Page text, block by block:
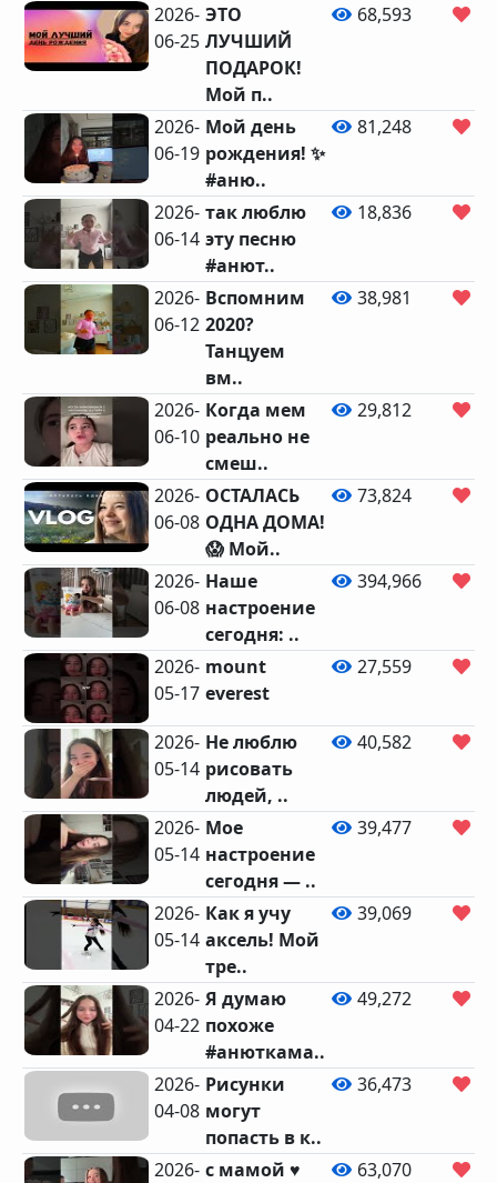
2026-
06-25
ЭТО
ЛУЧШИЙ
ПОДАРОК!
Мой п..
68,593
2026-
06-19
Мой день
рождения! ✨
#аню..
81,248
2026-
06-14
так люблю
эту песню
#анют..
18,836
2026-
06-12
Вспомним
2020?
Танцуем
вм..
38,981
2026-
06-10
Когда мем
реально не
смеш..
29,812
2026-
06-08
ОСТАЛАСЬ
ОДНА ДОМА!
😱 Мой..
73,824
2026-
06-08
Наше
настроение
сегодня: ..
394,966
2026-
05-17
mount
everest
27,559
2026-
05-14
Не люблю
рисовать
людей, ..
40,582
2026-
05-14
Мое
настроение
сегодня — ..
39,477
2026-
05-14
Как я учу
аксель! Мой
тре..
39,069
2026-
04-22
Я думаю
похоже
#анюткама..
49,272
2026-
04-08
Рисунки
могут
попасть в к..
36,473
2026- с мамой ♥️ 63,070